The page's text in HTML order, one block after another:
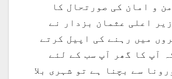
و امان کی صورتحال کا
اعلی عثمان بزدار نے
میں رہنے کی اپیل کرتے
آپ کا گھر آپ سب کے لئے
سے بچنا ہے تو شہری بلا